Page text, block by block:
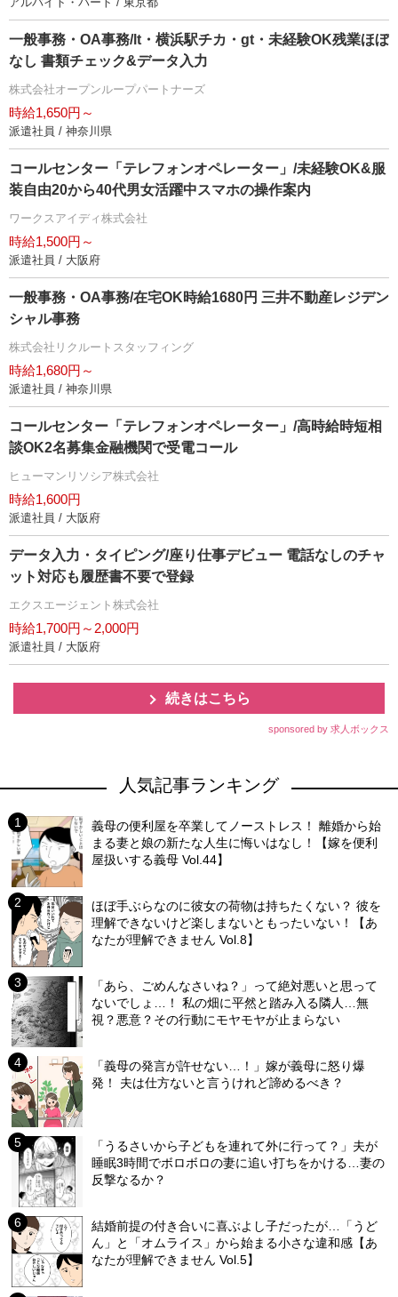
一般事務・OA事務/lt・横浜駅チカ・gt・未経験OK残業ほぼ
なし 書類チェック&データ入力
株式会社オープンループパートナーズ
時給1,650円～
派遣社員 / 神奈川県
コールセンター「テレフォンオペレーター」/未経験OK&服
装自由20から40代男女活躍中スマホの操作案内
ワークスアイディ株式会社
時給1,500円～
派遣社員 / 大阪府
一般事務・OA事務/在宅OK時給1680円 三井不動産レジデン
シャル事務
株式会社リクルートスタッフィング
時給1,680円～
派遣社員 / 神奈川県
コールセンター「テレフォンオペレーター」/高時給時短相
談OK2名募集金融機関で受電コール
ヒューマンリソシア株式会社
時給1,600円
派遣社員 / 大阪府
データ入力・タイピング/座り仕事デビュー 電話なしのチャ
ット対応も履歴書不要で登録
エクスエージェント株式会社
時給1,700円～2,000円
派遣社員 / 大阪府
続きはこちら
sponsored by 求人ボックス
人気記事ランキング
義母の便利屋を卒業してノーストレス！ 離婚から始
まる妻と娘の新たな人生に悔いはなし！【嫁を便利
屋扱いする義母 Vol.44】
ほぼ手ぶらなのに彼女の荷物は持ちたくない？ 彼を
理解できないけど楽しまないともったいない！【あ
なたが理解できません Vol.8】
「あら、ごめんなさいね？」って絶対悪いと思って
ないでしょ…！ 私の畑に平然と踏み入る隣人…無
視？悪意？その行動にモヤモヤが止まらない
「義母の発言が許せない…！」嫁が義母に怒り爆
発！ 夫は仕方ないと言うけれど諦めるべき？
「うるさいから子どもを連れて外に行って？」夫が
睡眠3時間でボロボロの妻に追い打ちをかける…妻の
反撃なるか？
結婚前提の付き合いに喜ぶよし子だったが…「うど
ん」と「オムライス」から始まる小さな違和感【あ
なたが理解できません Vol.5】